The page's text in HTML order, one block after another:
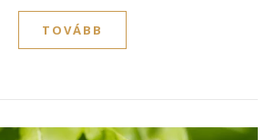
TOVÁBB